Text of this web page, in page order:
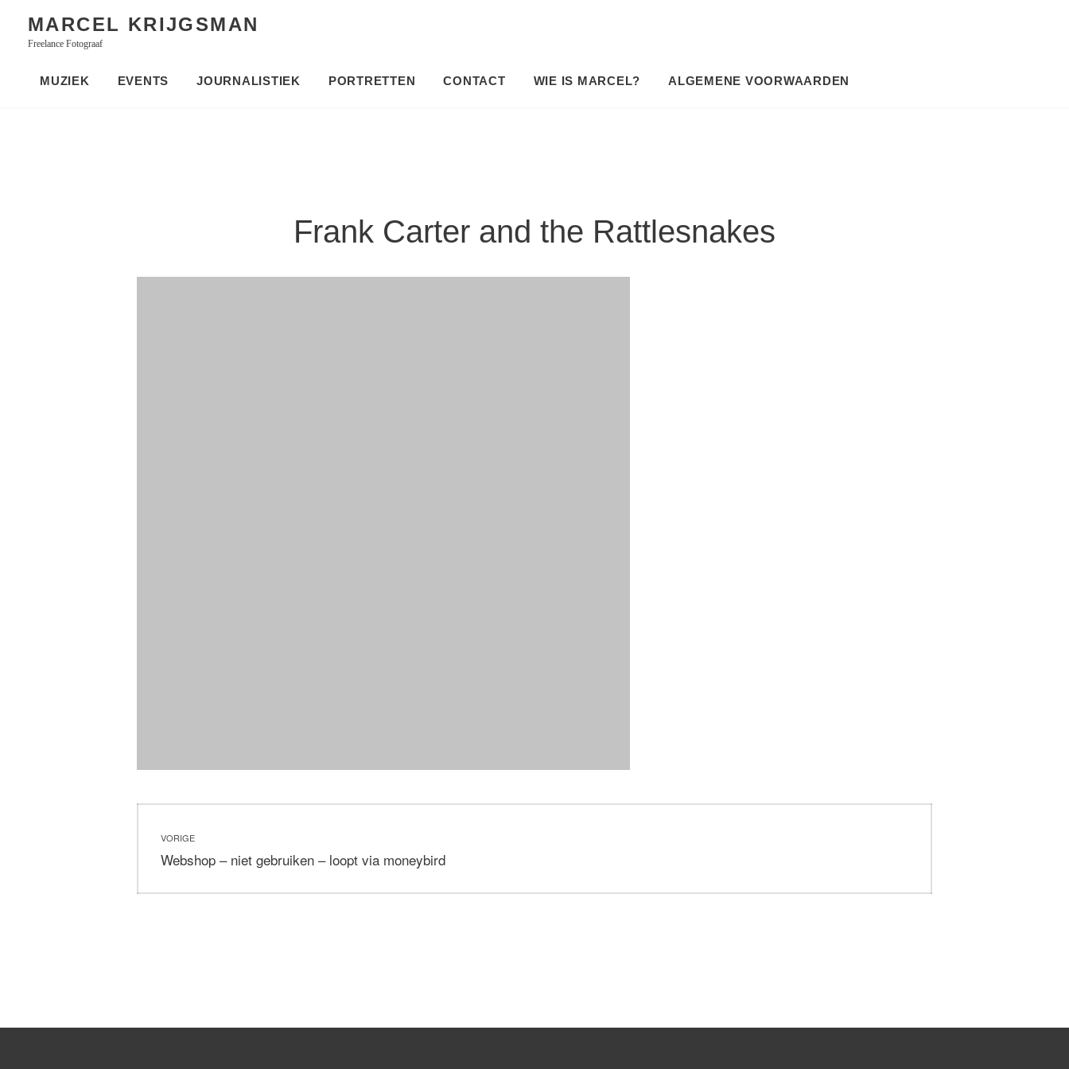
content
MARCEL KRIJGSMAN
Freelance Fotograaf
MUZIEK EVENTS JOURNALISTIEK PORTRETTEN CONTACT WIE IS MARCEL? ALGEMENE VOORWAARDEN
Frank Carter and the Rattlesnakes
navigatie
VORIGE
Vorig
Webshop – niet gebruiken – loopt via moneybird